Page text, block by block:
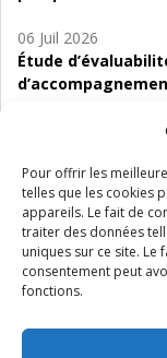
Pour offrir les
telles que les cookies
appareils. Le fait de
traiter des données
uniques sur ce site.
consentement peut
fonctions.
06 Juil 2026
Étude
d’offre de soins
Wallonie ?